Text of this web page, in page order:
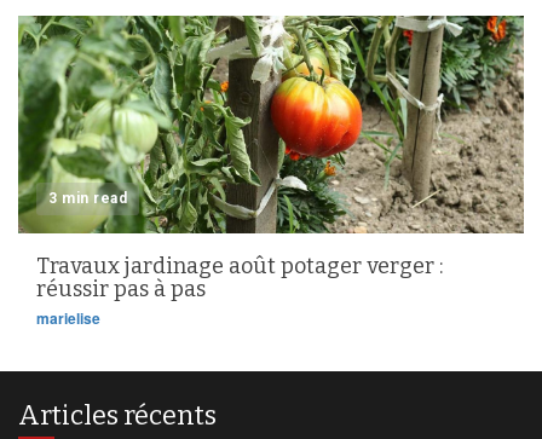
3 min read
Travaux jardinage août potager verger :
réussir pas à pas
marielise
Articles récents